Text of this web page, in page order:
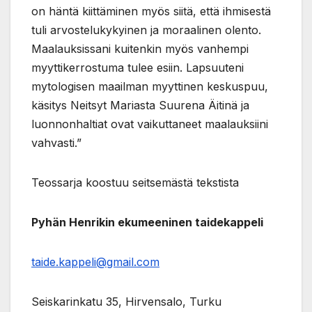
on häntä kiittäminen myös siitä, että ihmisestä
tuli arvostelukykyinen ja moraalinen olento.
Maalauksissani kuitenkin myös vanhempi
myyttikerrostuma tulee esiin. Lapsuuteni
mytologisen maailman myyttinen keskuspuu,
käsitys Neitsyt Mariasta Suurena Äitinä ja
luonnonhaltiat ovat vaikuttaneet maalauksiini
vahvasti.”
Teossarja koostuu seitsemästä tekstista
Pyhän Henrikin ekumeeninen taidekappeli
taide.kappeli@gmail.com
Seiskarinkatu 35, Hirvensalo, Turku